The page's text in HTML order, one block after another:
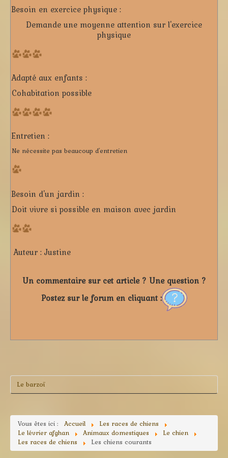
Besoin en exercice physique :
Demande une moyenne attention sur l'exercice
physique
Adapté aux enfants :
Cohabitation possible
Entretien :
Ne nécessite pas beaucoup d'entretien
Besoin d'un jardin :
Doit vivre si possible en maison avec jardin
Auteur : Justine
Un commentaire sur cet article ? Une question ?
Postez sur le forum en cliquant :
Le barzoï
Vous êtes ici : Accueil
Les races de chiens
Le lévrier afghan
Animaux domestiques
Le chien
Les races de chiens
Les chiens courants